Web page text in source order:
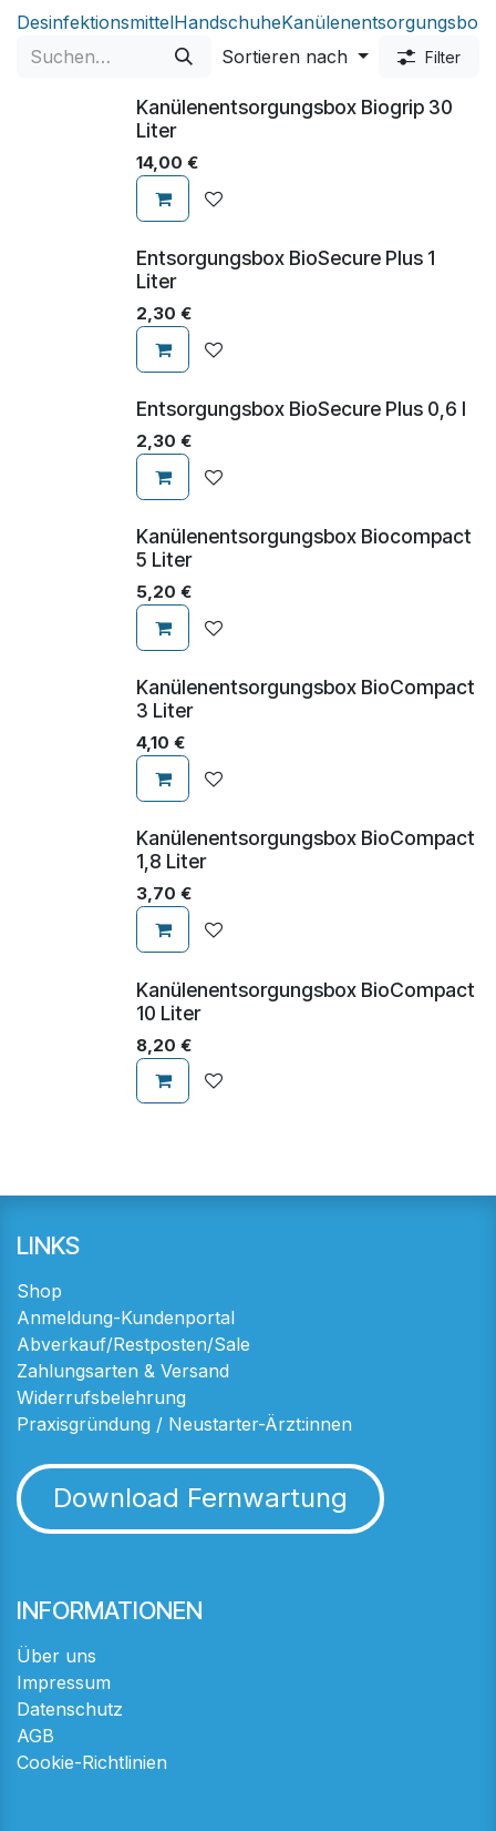
DesinfektionsmittelHandschuhe
Sortieren nach
Filter
Kanülenentsorgungsbox Biogrip 30
Liter
14,00 €
Entsorgungsbox BioSecure Plus 1
Liter
2,30 €
Entsorgungsbox BioSecure Plus 0,6 l
2,30 €
Kanülenentsorgungsbox Biocompact
5 Liter
5,20 €
Kanülenentsorgungsbox BioCompact
3 Liter
4,10 €
Kanülenentsorgungsbox BioCompact
1,8 Liter
3,70 €
Kanülenentsorgungsbox BioCompact
10 Liter
8,20 €
LINKS
Shop
Anmeldung-Kundenportal
Abverkauf/Restposten/Sale
Zahlungsarten & Versand
Widerrufsbelehrung
Praxisgründung / Neustarter-Ärzt:innen
Download Fernwartung
INFORMATIONEN
Über uns
Impressum
Datenschutz
AGB
Cookie-Richtlinien